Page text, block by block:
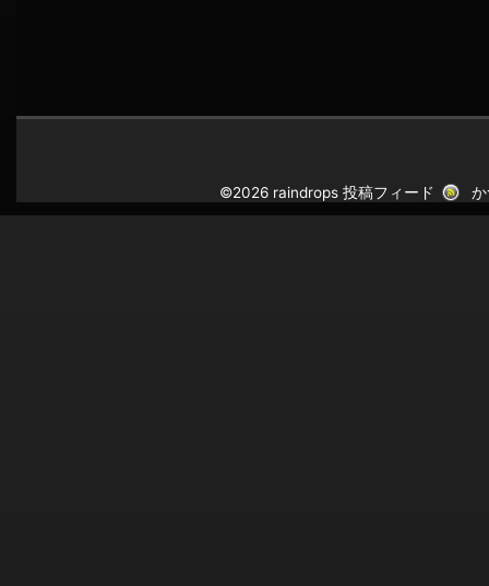
©2026 raindrops投稿フィード